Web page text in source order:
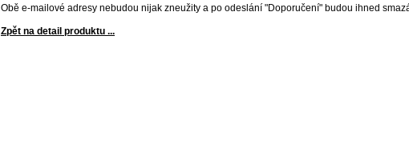
Obě e-mailové adresy nebudou nijak zneužity a po odeslání "Doporučení" budou ihned
Zpět na detail produktu ...